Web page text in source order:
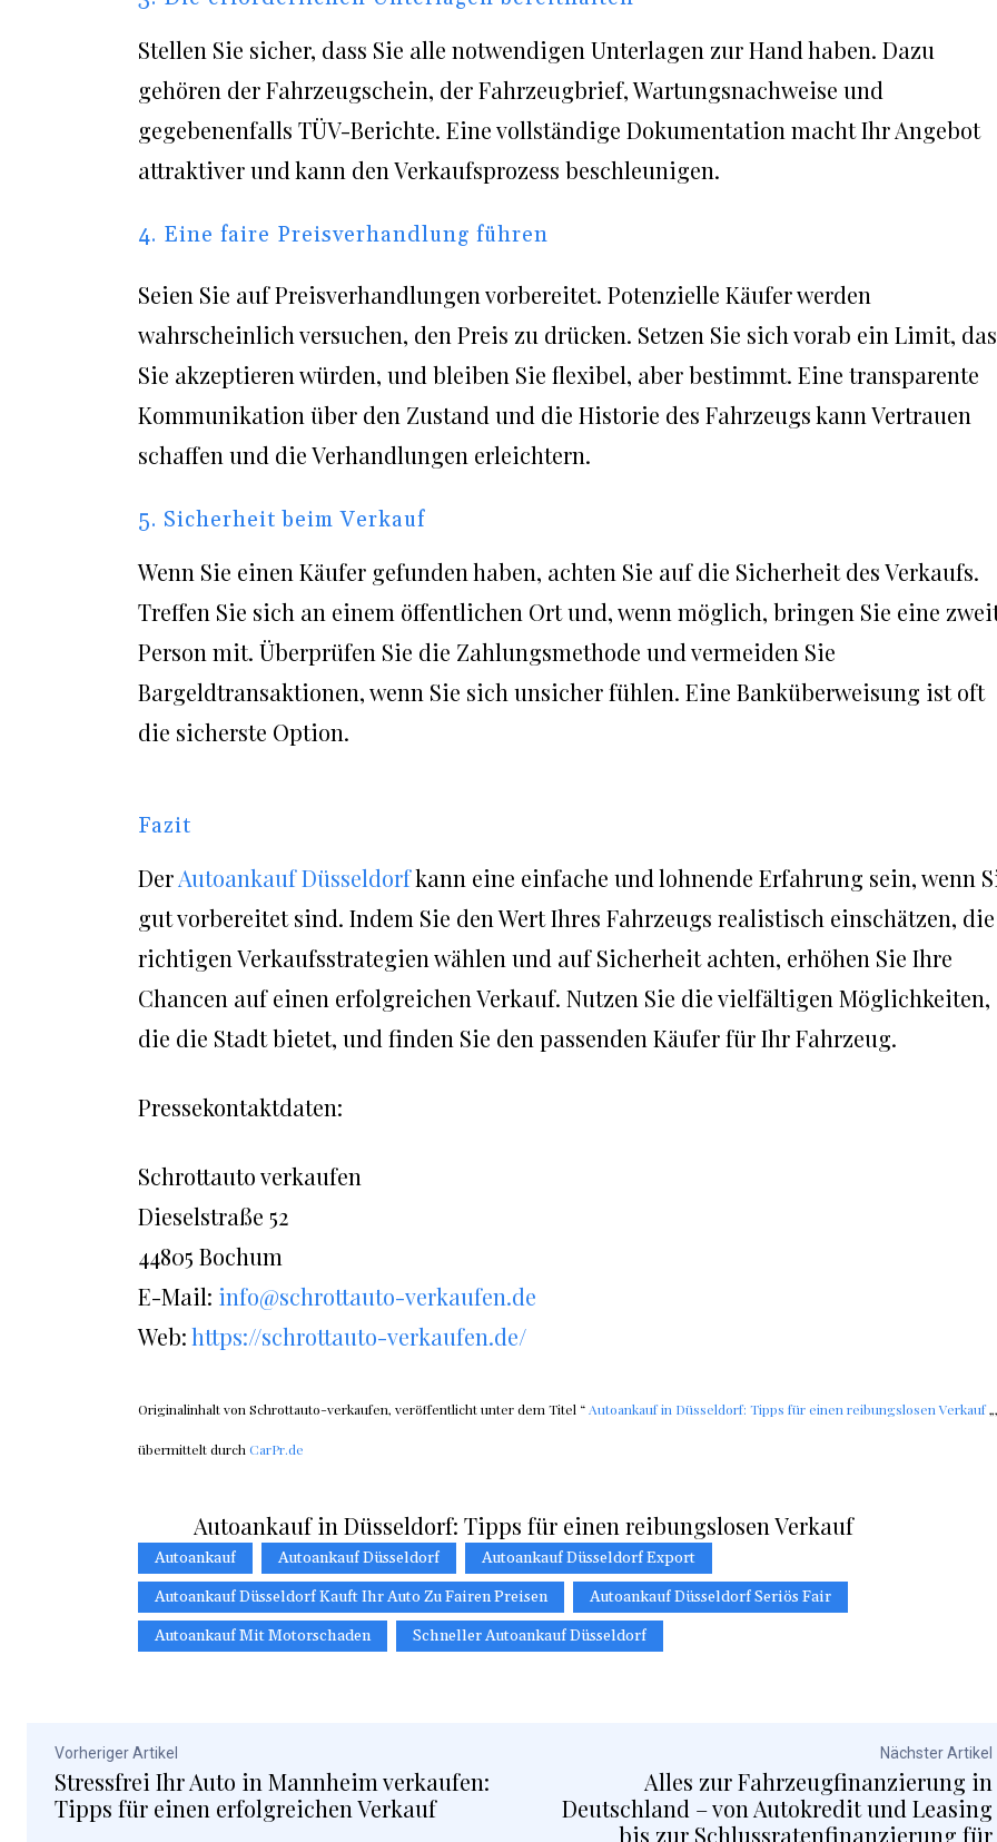
Stellen Sie sicher, dass Sie alle notwendigen Unterlagen zur Hand haben. Dazu
gehören der Fahrzeugschein, der Fahrzeugbrief, Wartungsnachweise und
gegebenenfalls TÜV-Berichte. Eine vollständige Dokumentation macht Ihr Angebot
attraktiver und kann den Verkaufsprozess beschleunigen.
4. Eine faire Preisverhandlung führen
Seien Sie auf Preisverhandlungen vorbereitet. Potenzielle Käufer werden
wahrscheinlich versuchen, den Preis zu drücken. Setzen Sie sich vorab ein Limit, das
Sie akzeptieren würden, und bleiben Sie flexibel, aber bestimmt. Eine transparente
Kommunikation über den Zustand und die Historie des Fahrzeugs kann Vertrauen
schaffen und die Verhandlungen erleichtern.
5. Sicherheit beim Verkauf
Wenn Sie einen Käufer gefunden haben, achten Sie auf die Sicherheit des Verkaufs.
Treffen Sie sich an einem öffentlichen Ort und, wenn möglich, bringen Sie eine
Person mit. Überprüfen Sie die Zahlungsmethode und vermeiden Sie
Bargeldtransaktionen, wenn Sie sich unsicher fühlen. Eine Banküberweisung ist oft
die sicherste Option.
Fazit
DerAutoankauf Düsseldorfkann eine einfache und lohnende Erfahrung sein, wenn
gut vorbereitet sind. Indem Sie den Wert Ihres Fahrzeugs realistisch einschätzen, die
richtigen Verkaufsstrategien wählen und auf Sicherheit achten, erhöhen Sie Ihre
Chancen auf einen erfolgreichen Verkauf. Nutzen Sie die vielfältigen Möglichkeiten,
die die Stadt bietet, und finden Sie den passenden Käufer für Ihr Fahrzeug.
Pressekontaktdaten:
Schrottauto verkaufen
Dieselstraße 52
44805 Bochum
E-Mail: info@schrottauto-verkaufen.de
Web:https://schrottauto-verkaufen.de/
Originalinhalt von Schrottauto-verkaufen, veröffentlicht unter dem Titel “ Autoankauf in Düsseldorf: Tipps für einen reibungslosen Verkauf„,
übermittelt durch CarPr.de
Autoankauf in Düsseldorf: Tipps für einen reibungslosen Verkauf
Autoankauf Autoankauf Düsseldorf
Autoankauf Düsseldorf Export
Autoankauf Düsseldorf Kauft Ihr Auto Zu Fairen Preisen
Autoankauf Düsseldorf Seriös Fair
Autoankauf Mit Motorschaden
Schneller Autoankauf Düsseldorf
Vorheriger Artikel
Stressfrei Ihr Auto in Mannheim verkaufen:
Tipps für einen erfolgreichen Verkauf
Nächster Artikel
Alles zur Fahrzeugfinanzierung in
Deutschland – von Autokredit und Leasing
bis zur Schlussratenfinanzierung für